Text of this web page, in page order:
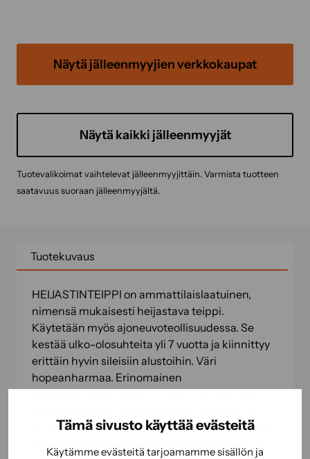
Tämä sivusto käyttää evästeitä
Käytämme evästeitä tarjoamamme sisällön ja
Näytä jälleenmyyjien verkkokaupat
Näytä kaikki jälleenmyyjät
Tuotevalikoimat vaihtelevat jälleenmyyjittäin. Varmista tuotteen
saatavuus suoraan jälleenmyyjältä.
Tuotekuvaus
HEIJASTINTEIPPI on ammattilaislaatuinen,
nimensä mukaisesti heijastava teippi.
Käytetään myös ajoneuvoteollisuudessa. Se
kestää ulko-olosuhteita yli 7 vuotta ja kiinnittyy
erittäin hyvin sileisiin alustoihin. Väri
hopeanharmaa. Erinomainen
katualueiden kohteiden huomioimiseen vuoden